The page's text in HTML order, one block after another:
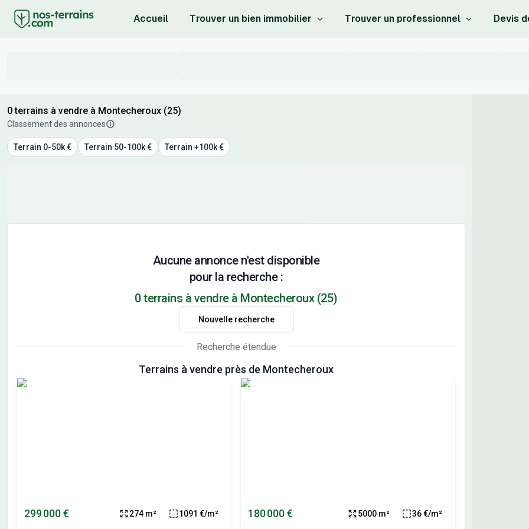
Accueil Trouver un bien immobilier Trouver un professionnel Devis
0 terrains à vendre à Montecheroux (25)
Classement des annonces
Terrain 0-50k € Terrain 50-100k € Terrain +100k €
Aucune annonce n'est disponible
pour la recherche :
0 terrains à vendre à Montecheroux (25)
Nouvelle recherche
Recherche étendue
Terrains à vendre près de Montecheroux
299 000 € 274 m² 1091 €/m² 180 000 € 5000 m² 36 €/m²